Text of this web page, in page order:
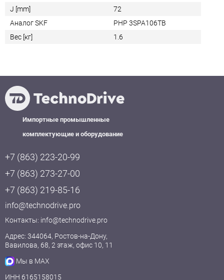
J [mm]
72
Аналог SKF
PHP 3SPA106TB
Вес [кг]
1.6
Импортные промышленные
комплектующие и оборудование
+7 (863) 223-20-99
+7 (863) 273-27-00
+7 (863) 219-85-16
info@technodrive.pro
Контакты: info@technodrive.pro
Адрес: 344064, Ростов-на-Дону,
Вавилова, 68, 2 этаж, офис 10, 11
Мы в MAX
ИНН 6165158015